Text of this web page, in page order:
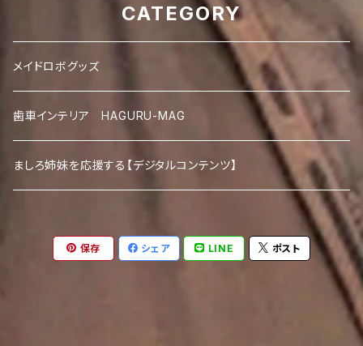
CATEGORY
メイドロボグッズ
歯車インテリア HAGURU-MAG
ましろ姉妹を応援する【デジタルコンテンツ】
保存 シェア LINE ポスト